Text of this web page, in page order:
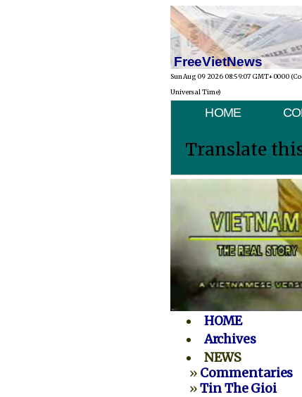
FreeVietNews
Sun Aug 09 2026 08:59:07 GMT+0000
Universal Time)
HOME
Translate
HOME
Archives
NEWS
» Commentaries
»Tin The Gioi